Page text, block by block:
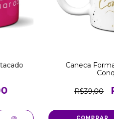
Caneca
R$39,00